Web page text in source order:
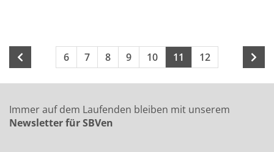
Seite 11 von 12Seiten blättern
6 7 8 9 10 11 12
Immer auf dem Laufenden bleiben mit unserem
Newsletter für SBVen